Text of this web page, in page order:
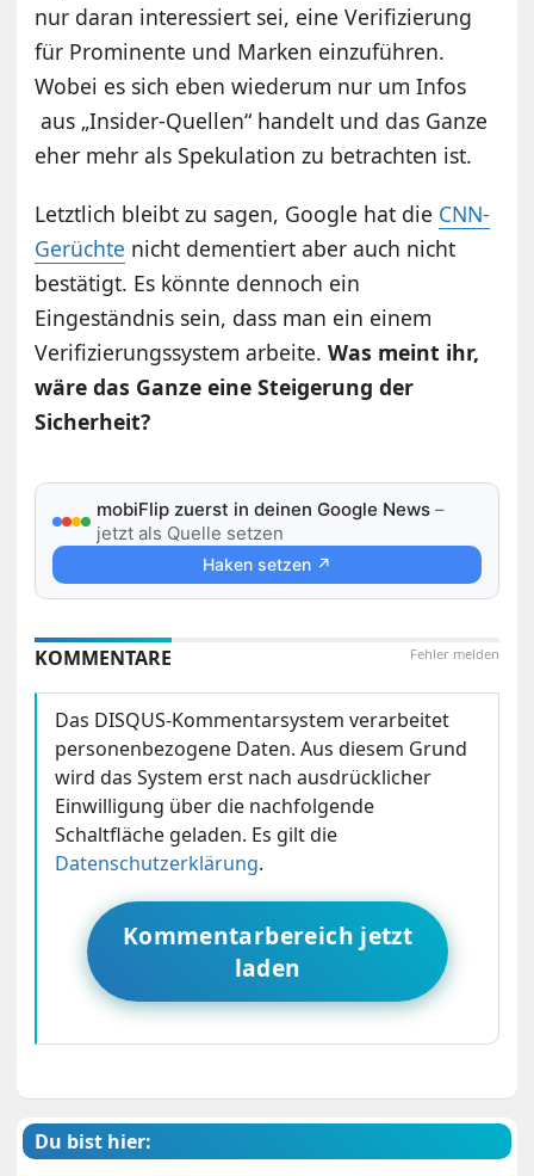
nur daran interessiert sei, eine Verifizierung
für Prominente und Marken einzuführen.
Wobei es sich eben wiederum nur um Infos
aus „Insider-Quellen“ handelt und das Ganze
eher mehr als Spekulation zu betrachten ist.
Letztlich bleibt zu sagen, Google hat die CNN-
Gerüchte nicht dementiert aber auch nicht
bestätigt. Es könnte dennoch ein
Eingeständnis sein, dass man ein einem
Verifizierungssystem arbeite.Was meint ihr,
wäre das Ganze eine Steigerung der
Sicherheit?
mobiFlip zuerst in deinen Google News –
jetzt als Quelle setzen
Haken setzen ↗
Fehler melden
KOMMENTARE
Das DISQUS-Kommentarsystem verarbeitet
personenbezogene Daten. Aus diesem Grund
wird das System erst nach ausdrücklicher
Einwilligung über die nachfolgende
Schaltfläche geladen. Es gilt die
Datenschutzerklärung.
Kommentarbereich jetzt
laden
Du bist hier: